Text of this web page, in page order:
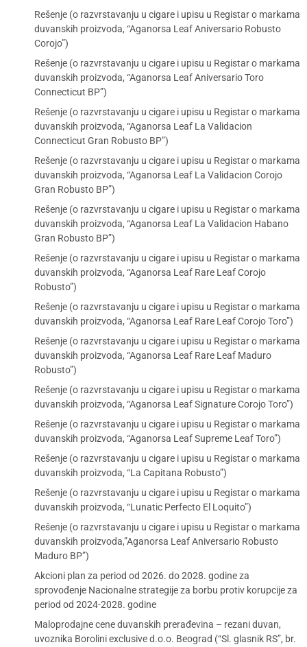
Rešenje (o razvrstavanju u cigare i upisu u Registar o markama
duvanskih proizvoda, “Aganorsa Leaf Aniversario Robusto
Corojo”)
Rešenje (o razvrstavanju u cigare i upisu u Registar o markama
duvanskih proizvoda, “Aganorsa Leaf Aniversario Toro
Connecticut BP”)
Rešenje (o razvrstavanju u cigare i upisu u Registar o markama
duvanskih proizvoda, “Aganorsa Leaf La Validacion
Connecticut Gran Robusto BP”)
Rešenje (o razvrstavanju u cigare i upisu u Registar o markama
duvanskih proizvoda, “Aganorsa Leaf La Validacion Corojo
Gran Robusto BP”)
Rešenje (o razvrstavanju u cigare i upisu u Registar o markama
duvanskih proizvoda, “Aganorsa Leaf La Validacion Habano
Gran Robusto BP”)
Rešenje (o razvrstavanju u cigare i upisu u Registar o markama
duvanskih proizvoda, “Aganorsa Leaf Rare Leaf Corojo
Robusto”)
Rešenje (o razvrstavanju u cigare i upisu u Registar o markama
duvanskih proizvoda, “Aganorsa Leaf Rare Leaf Corojo Toro”)
Rešenje (o razvrstavanju u cigare i upisu u Registar o markama
duvanskih proizvoda, “Aganorsa Leaf Rare Leaf Maduro
Robusto”)
Rešenje (o razvrstavanju u cigare i upisu u Registar o markama
duvanskih proizvoda, “Aganorsa Leaf Signature Corojo Toro”)
Rešenje (o razvrstavanju u cigare i upisu u Registar o markama
duvanskih proizvoda, “Aganorsa Leaf Supreme Leaf Toro”)
Rešenje (o razvrstavanju u cigare i upisu u Registar o markama
duvanskih proizvoda, “La Capitana Robusto”)
Rešenje (o razvrstavanju u cigare i upisu u Registar o markama
duvanskih proizvoda, “Lunatic Perfecto El Loquito”)
Rešenje (o razvrstavanju u cigare i upisu u Registar o markama
duvanskih proizvoda,”Aganorsa Leaf Aniversario Robusto
Maduro BP”)
Akcioni plan za period od 2026. do 2028. godine za
sprovođenje Nacionalne strategije za borbu protiv korupcije za
period od 2024-2028. godine
Maloprodajne cene duvanskih prerađevina – rezani duvan,
uvoznika Borolini exclusive d.o.o. Beograd (“Sl. glasnik RS”, br.